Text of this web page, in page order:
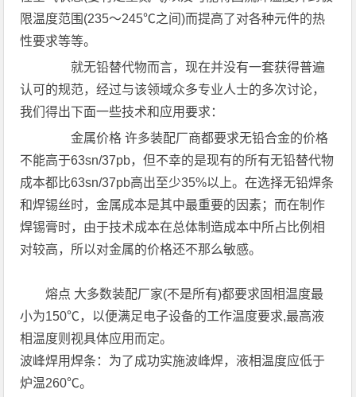
限温度范围(235～245℃之间)而提高了对各种元件的热
性要求等等。
就无铅替代物而言，现在并没有一套获得普遍
认可的规范，经过与该领域众多专业人士的多次讨论，
我们得出下面一些技术和应用要求：
金属价格 许多装配厂商都要求无铅合金的价格
不能高于63sn/37pb，但不幸的是现有的所有无铅替代物
成本都比63sn/37pb高出至少35%以上。在选择无铅焊条
和焊锡丝时，金属成本是其中最重要的因素；而在制作
焊锡膏时，由于技术成本在总体制造成本中所占比例相
对较高，所以对金属的价格还不那么敏感。
熔点 大多数装配厂家(不是所有)都要求固相温度最
小为150℃，以便满足电子设备的工作温度要求,最高液
相温度则视具体应用而定。
波峰焊用焊条：为了成功实施波峰焊，液相温度应低于
炉温260℃。